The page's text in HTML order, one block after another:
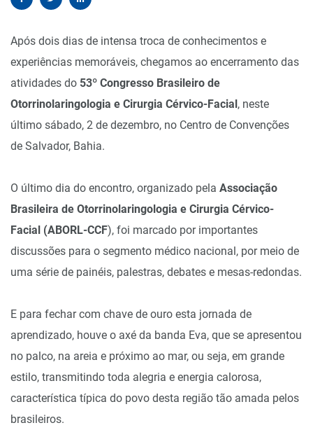
Após dois dias de intensa troca de conhecimentos e
experiências memoráveis, chegamos ao encerramento das
atividades do 53º Congresso Brasileiro de
Otorrinolaringologia e Cirurgia Cérvico-Facial, neste
último sábado, 2 de dezembro, no Centro de Convenções
de Salvador, Bahia.
O último dia do encontro, organizado pela Associação
Brasileira de Otorrinolaringologia e Cirurgia Cérvico-
Facial (ABORL-CCF), foi marcado por importantes
discussões para o segmento médico nacional, por meio de
uma série de painéis, palestras, debates e mesas-redondas.
E para fechar com chave de ouro esta jornada de
aprendizado, houve o axé da banda Eva, que se apresentou
no palco, na areia e próximo ao mar, ou seja, em grande
estilo, transmitindo toda alegria e energia calorosa,
característica típica do povo desta região tão amada pelos
brasileiros.